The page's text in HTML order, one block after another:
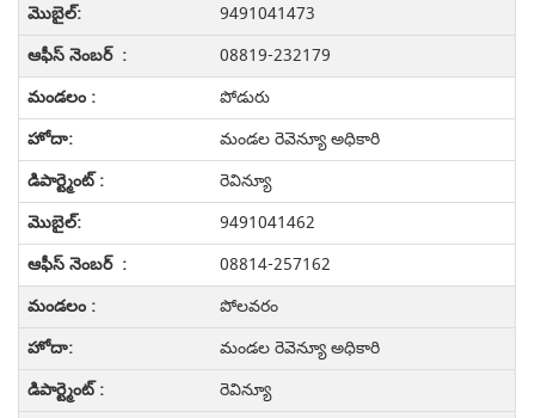
9491041473
08819-232179
పోడురు
మండల రెవెన్యూ అధికారి
రెవిన్యూ
9491041462
08814-257162
పోలవరం
మండల రెవెన్యూ అధికారి
రెవిన్యూ